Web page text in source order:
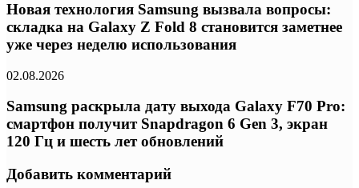
Новая технология Samsung вызвала вопросы:
складка на Galaxy Z Fold 8 становится заметнее
уже через неделю использования
02.08.2026
Samsung раскрыла дату выхода Galaxy F70 Pro:
смартфон получит Snapdragon 6 Gen 3, экран
120 Гц и шесть лет обновлений
Добавить комментарий